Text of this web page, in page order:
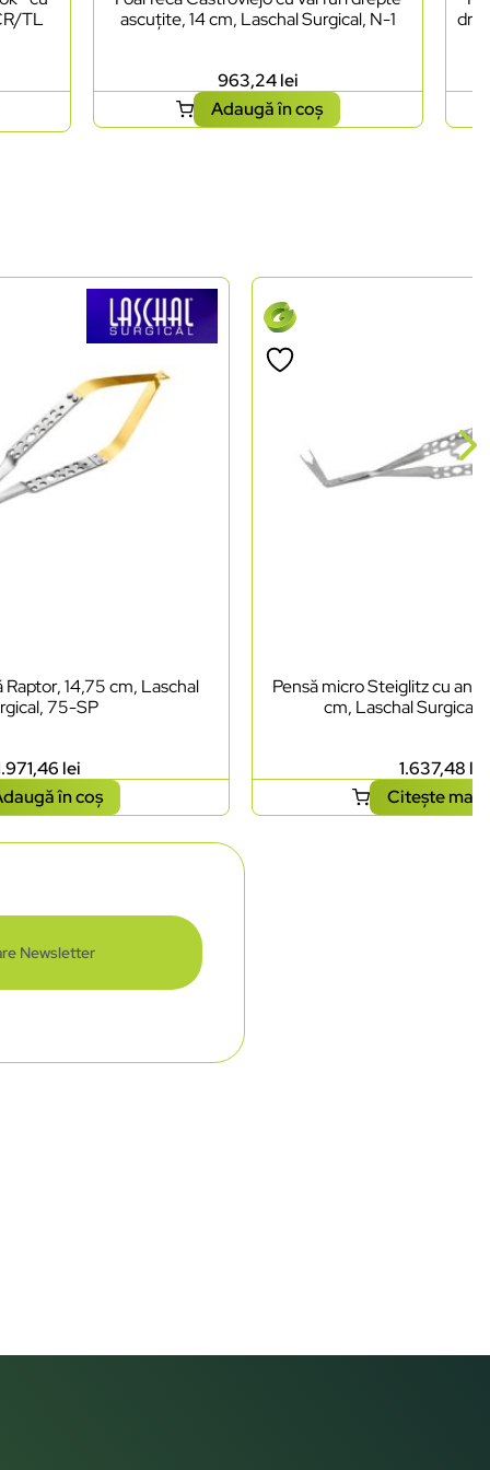
TL
ascuțite, 14 cm, Laschal Surgical, N-1
963,24lei
Adaugă în coș
Raptor, 14,75 cm, Laschal
75-SP
lei
în coș
Pensă micro Steiglitz cu
cm, Laschal
1.637,48 lei
Citește mai
Newsletter